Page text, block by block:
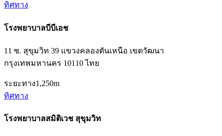
ทิศทาง
โรงพยาบาลบีบีเอช
11 ซ. สุขุมวิท 39 แขวงคลองตันเหนือ เขตวัฒนา
กรุงเทพมหานคร 10110 ไทย
ระยะทาง1,250m
ทิศทาง
โรงพยาบาลสมิติเวช สุขุมวิท